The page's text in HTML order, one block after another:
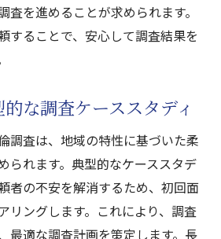
査を進めることが求められます。
することで、安心して調査結果を
な調査ケーススタディ
調査は、地域の特性に基づいた柔
られます。典型的なケーススタデ
者の不安を解消するため、初回面
リングします。これにより、調査
最適な調査計画を策定します。長